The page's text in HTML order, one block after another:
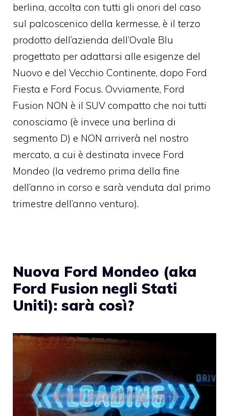
berlina, accolta con tutti gli onori del caso
sul palcoscenico della kermesse, è il terzo
prodotto dell’azienda dell’Ovale Blu
progettato per adattarsi alle esigenze del
Nuovo e del Vecchio Continente, dopo Ford
Fiesta e Ford Focus. Ovviamente, Ford
Fusion NON è il SUV compatto che noi tutti
conosciamo (è invece una berlina di
segmento D) e NON arriverà nel nostro
mercato, a cui è destinata invece Ford
Mondeo (la vedremo prima della fine
dell’anno in corso e sarà venduta dal primo
trimestre dell’anno venturo).
Nuova Ford Mondeo (aka
Ford Fusion negli Stati
Uniti): sarà così?